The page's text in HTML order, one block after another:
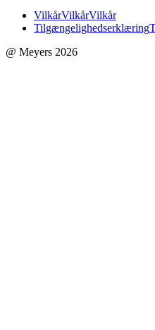
VilkårVilkårVilkår
Tilgængelighedserklæring
@ Meyers 2026